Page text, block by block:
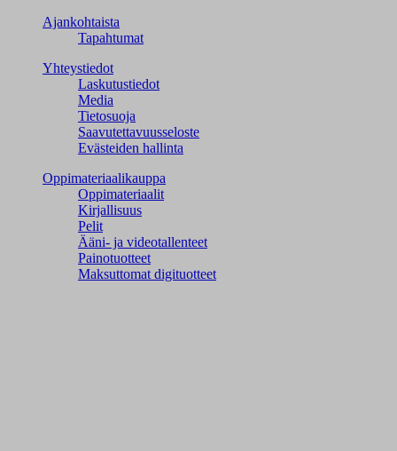
Ajankohtaista
Tapahtumat
Yhteystiedot
Laskutustiedot
Media
Tietosuoja
Saavutettavuusseloste
Evästeiden hallinta
Oppimateriaalikauppa
Oppimateriaalit
Kirjallisuus
Pelit
Ääni- ja videotallenteet
Painotuotteet
Maksuttomat digituotteet